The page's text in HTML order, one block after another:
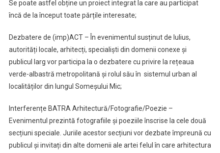
Se poate astfel obține un proiect integrat la care au participat
încă de la început toate părțile interesate;
Dezbatere de (imp)ACT – În evenimentul susținut de Iulius,
autorități locale, arhitecți, specialiști din domenii conexe și
publicul larg vor participa la o dezbatere cu privire la rețeaua
verde-albastră metropolitană și rolul său în sistemul urban al
localităților din lungul Someșului Mic;
Interferențe BATRA Arhitectură/Fotografie/Poezie –
Evenimentul prezintă fotografiile și poeziile înscrise la cele două
secțiuni speciale. Juriile acestor secțiuni vor dezbate împreună cu
publicul și invitați din alte domenii ale artei felul în care arhitectura